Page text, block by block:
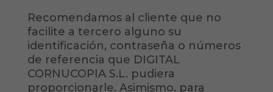
Recomendamos al cliente que no
facilite a tercero alguno su
identificación, contraseña o números
de referencia que DIGITAL
CORNUCOPIA S.L. pudiera
proporcionarle. Asimismo, para